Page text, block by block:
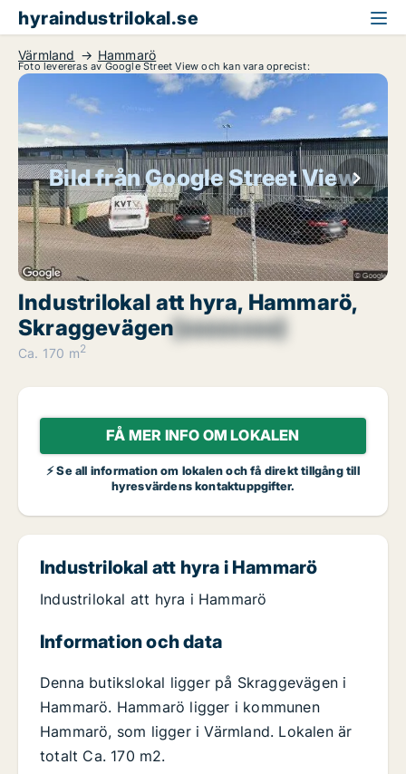
hyraindustrilokal.se
Värmland Hammarö
Foto levereras av Google Street View och kan vara oprecist:
Bild från Google Street View
Industrilokal att hyra, Hammarö,
Skraggevägen[xxxxxxxx]
Ca. 170 m2
FÅ MER INFO OM LOKALEN
⚡ Se all information om lokalen och få direkt tillgång till
hyresvärdens kontaktuppgifter.
Industrilokal att hyra i Hammarö
Industrilokal att hyra i Hammarö
Information och data
Denna butikslokal ligger på Skraggevägen i
Hammarö. Hammarö ligger i kommunen
Hammarö, som ligger i Värmland. Lokalen är
totalt Ca. 170 m2.